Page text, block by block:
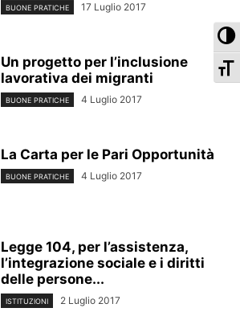
BUONE PRATICHE 17 Luglio 2017
Un progetto per l’inclusione
lavorativa dei migranti
BUONE PRATICHE 4 Luglio 2017
La Carta per le Pari Opportunità
BUONE PRATICHE 4 Luglio 2017
Legge 104, per l’assistenza,
l’integrazione sociale e i diritti
delle persone...
ISTITUZIONI 2 Luglio 2017